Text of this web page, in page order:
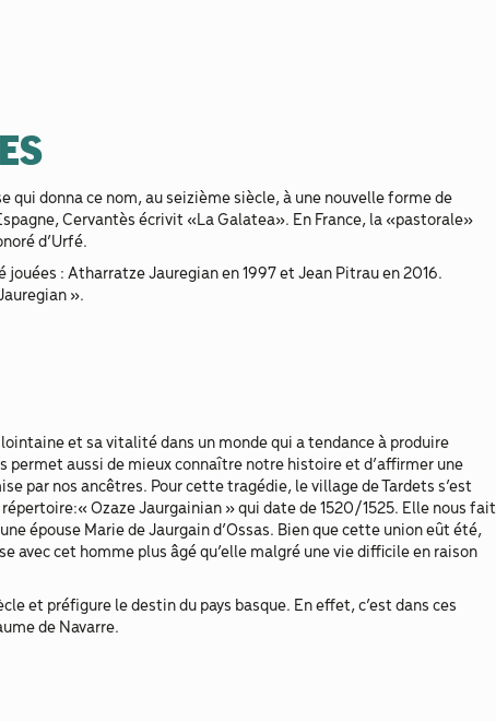
qui donna ce nom, au seizième siècle, à une nouvelle forme de
Cervantès écrivit «La Galatea». En France, la «pastorale»
d’Urfé.
: Atharratze Jauregian en 1997 et Jean Pitrau en 2016.
».
et sa vitalité dans un monde qui a tendance à produire
aussi de mieux connaître notre histoire et d’affirmer une
par nos ancêtres. Pour cette tragédie, le village de Tardets s’est
Ozaze Jaurgainian » qui date de 1520/1525. Elle nous fait
épouse Marie de Jaurgain d’Ossas. Bien que cette union eût été,
cet homme plus âgé qu’elle malgré une vie difficile en raison
et préfigure le destin du pays basque. En effet, c’est dans ces
de Navarre.